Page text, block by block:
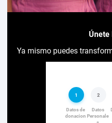
Únete
Ya mismo puedes